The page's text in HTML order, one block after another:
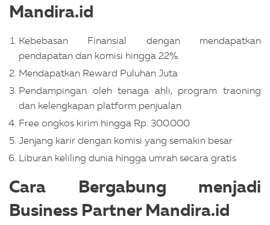
Mandira.id
Kebebasan Finansial dengan mendapatkan
pendapatan dan komisi hingga 22%.
Mendapatkan Reward Puluhan Juta
Pendampingan oleh tenaga ahli, program traoning
dan kelengkapan platform penjualan
Free ongkos kirim hingga Rp. 300.000
Jenjang karir dengan komisi yang semakin besar
Liburan keliling dunia hingga umrah secara gratis
Cara Bergabung menjadi
Business Partner Mandira.id